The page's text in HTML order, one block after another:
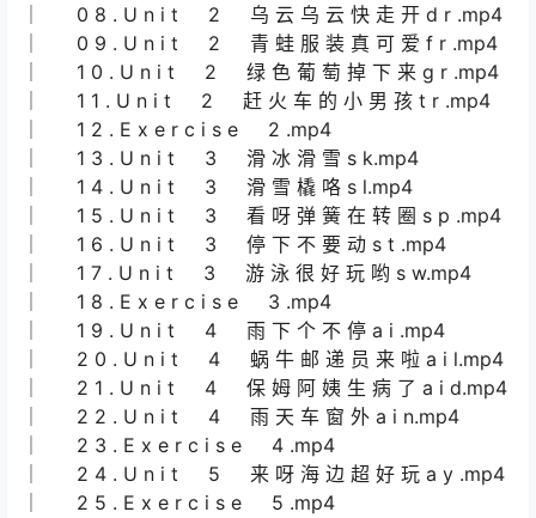
│ 0 8 . U n i t 2 乌 云 乌 云 快 走 开 d r .mp4
│ 0 9 . U n i t 2 青 蛙 服 装 真 可 爱 f r .mp4
│ 1 0 . U n i t 2 绿 色 葡 萄 掉 下 来 g r .mp4
│ 1 1 . U n i t 2 赶 火 车 的 小 男 孩 t r .mp4
│ 1 2 . E x e r c i s e 2 .mp4
│ 1 3 . U n i t 3 滑 冰 滑 雪 s k.mp4
│ 1 4 . U n i t 3 滑 雪 橇 咯 s l.mp4
│ 1 5 . U n i t 3 看 呀 弹 簧 在 转 圈 s p .mp4
│ 1 6 . U n i t 3 停 下 不 要 动 s t .mp4
│ 1 7 . U n i t 3 游 泳 很 好 玩 哟 s w.mp4
│ 1 8 . E x e r c i s e 3 .mp4
│ 1 9 . U n i t 4 雨 下 个 不 停 a i .mp4
│ 2 0 . U n i t 4 蜗 牛 邮 递 员 来 啦 a i l.mp4
│ 2 1 . U n i t 4 保 姆 阿 姨 生 病 了 a i d.mp4
│ 2 2 . U n i t 4 雨 天 车 窗 外 a i n.mp4
│ 2 3 . E x e r c i s e 4 .mp4
│ 2 4 . U n i t 5 来 呀 海 边 超 好 玩 a y .mp4
│ 2 5 . E x e r c i s e 5 .mp4